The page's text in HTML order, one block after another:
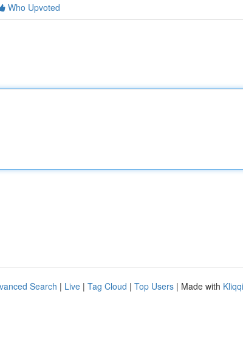
Who Upvoted
Search | Live | Tag Cloud | Top Users | Made with